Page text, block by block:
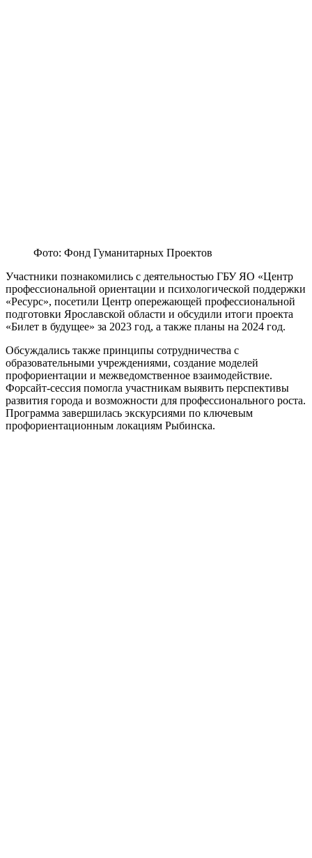
Фото: Фонд Гуманитарных Проектов
Участники познакомились с деятельностью ГБУ ЯО «Центр
профессиональной ориентации и психологической поддержки
«Ресурс», посетили Центр опережающей профессиональной
подготовки Ярославской области и обсудили итоги проекта
«Билет в будущее» за 2023 год, а также планы на 2024 год.
Обсуждались также принципы сотрудничества с
образовательными учреждениями, создание моделей
профориентации и межведомственное взаимодействие.
Форсайт-сессия помогла участникам выявить перспективы
развития города и возможности для профессионального роста.
Программа завершилась экскурсиями по ключевым
профориентационным локациям Рыбинска.